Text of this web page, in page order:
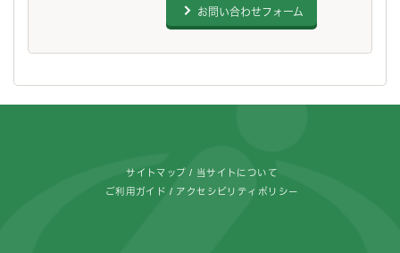
お問い合わせフォーム
サイトマップ 当サイトについて
ご利用ガイド アクセシビリティポリシー